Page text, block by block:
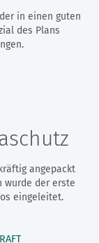
in einen guten
des Plans
angepackt
wurde der erste
eingeleitet.